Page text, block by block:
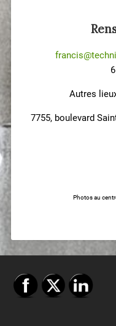
Autres
7755, boulevard
Photos au